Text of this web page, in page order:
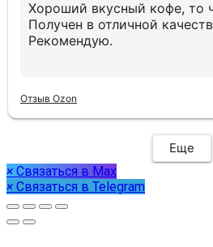
Хороший вкусный кофе, то
Получен в отличной
Рекомендую.
Отзыв Ozon
Еще
× Связаться в Max
× Связаться в Telegram